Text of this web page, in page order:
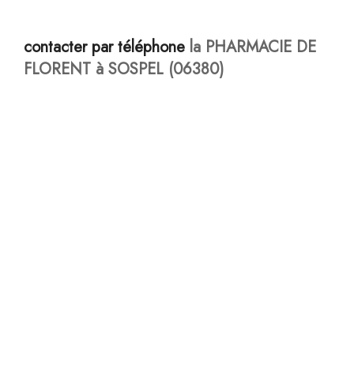
contacter par téléphone la PHARMACIE DE
FLORENT à SOSPEL (06380)